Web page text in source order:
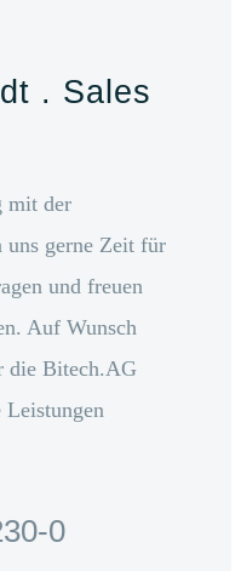
. Sales
mit der
gerne Zeit für
und freuen
Auf Wunsch
die Bitech.AG
Leistungen
0